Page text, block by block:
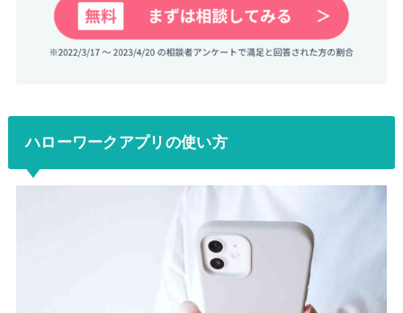
ハローワークアプリの使い方